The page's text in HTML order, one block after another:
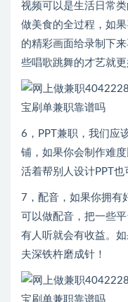
视频可以是生活日常
做美食的全过程，如
的精彩画面给录制下
些唱歌跳舞的才艺就更
6，PPT兼职，我们应
铺，如果你会制作难
活着帮别人设计PPT也
7，配音，如果你拥有
可以做配音，把一些
有人听就会有收益。
夫深铁杵磨成针！